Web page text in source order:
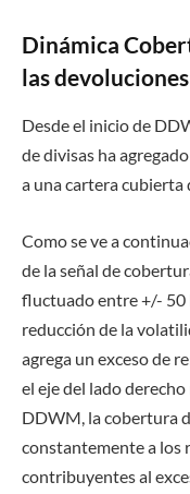
Dinámica
las
Desde el inicio de
de divisas ha
a una cartera cubierta
Como se ve a
de la señal de
fluctuado entre +/- 50
reducción de la
agrega un exceso de
el eje del lado
DDWM, la cobertura
constantemente a los
contribuyentes al